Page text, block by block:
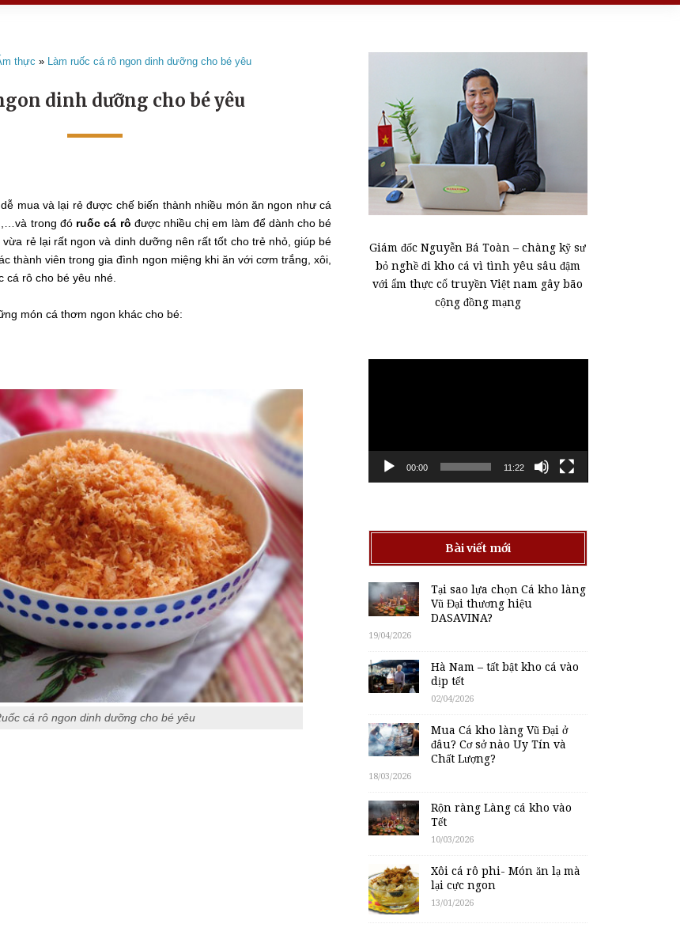
thực » Làm ruốc cá rô ngon dinh dưỡng cho bé yêu
dinh dưỡng cho bé yêu
mua và lại rẻ được chế biến thành nhiều món ăn ngon như cá
trong đó ruốc cá rô được nhiều chị em làm để dành cho bé
rẻ lại rất ngon và dinh dưỡng nên rất tốt cho trẻ nhỏ, giúp bé
thành viên trong gia đình ngon miệng khi ăn với cơm trắng, xôi,
cá rô cho bé yêu nhé.
món cá thơm ngon khác cho bé:
cá rô ngon dinh dưỡng cho bé yêu
Giám đốc Nguyễn Bá Toàn – chàng kỹ sư
bỏ nghề đi kho cá vì tình yêu sâu đậm
với ẩm thực cổ truyền Việt nam gây bão
cộng đồng mạng
00:00 11:22
Bài viết mới
Tại sao lựa chọn Cá kho làng
Vũ Đại thương hiệu
DASAVINA?
19/04/2026
Hà Nam – tất bật kho cá vào
dịp tết
02/04/2026
Mua Cá kho làng Vũ Đại ở
đâu? Cơ sở nào Uy Tín và
Chất Lượng?
18/03/2026
Rộn ràng Làng cá kho vào
Tết
10/03/2026
Xôi cá rô phi- Món ăn lạ mà
lại cực ngon
13/01/2026